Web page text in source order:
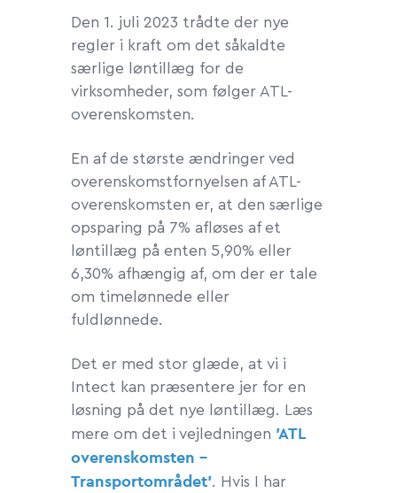
Den 1. juli 2023 trådte der nye
regler i kraft om det såkaldte
særlige løntillæg for de
virksomheder, som følger ATL-
overenskomsten.
En af de største ændringer ved
overenskomstfornyelsen af ATL-
overenskomsten er, at den særlige
opsparing på 7% afløses af et
løntillæg på enten 5,90% eller
6,30% afhængig af, om der er tale
om timelønnede eller
fuldlønnede.
Det er med stor glæde, at vi i
Intect kan præsentere jer for en
løsning på det nye løntillæg. Læs
mere om det i vejledningen 'ATL
overenskomsten -
Transportområdet'. Hvis I har